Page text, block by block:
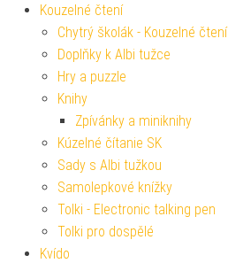
Kouzelné čtení
Chytrý školák - Kouzelné čtení
Doplňky k Albi tužce
Hry a puzzle
Knihy
Zpívánky a miniknihy
Kúzelné čítanie SK
Sady s Albi tužkou
Samolepkové knížky
Tolki - Electronic talking pen
Tolki pro dospělé
Kvído